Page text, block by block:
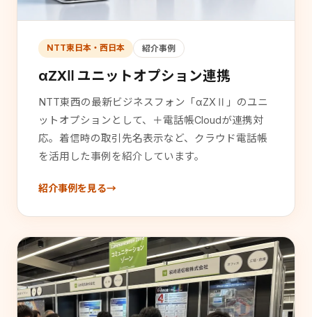
NTT東日本・西日本 紹介事例
αZXⅡ ユニットオプション連携
NTT東西の最新ビジネスフォン「αZXⅡ」のユニ
ットオプションとして、＋電話帳Cloudが連携対
応。着信時の取引先名表示など、クラウド電話帳
を活用した事例を紹介しています。
紹介事例を見る